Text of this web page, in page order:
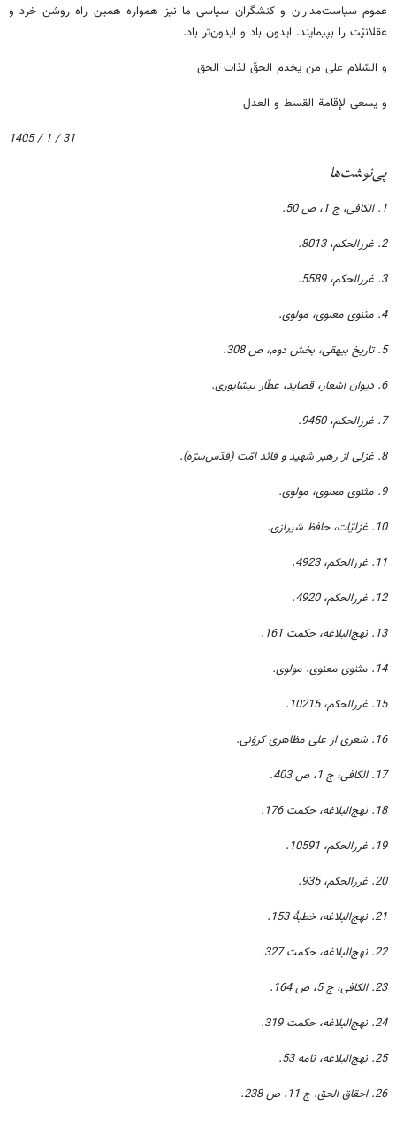
عموم سیاست‌مداران و کنشگران سیاسی ما نیز همواره همین راه روشن خرد و
عقلانیّت را بپیمایند. ایدون باد و ایدون‌تر باد.
و السّلام علی من‏ یخدم‏ الحقّ‏ لذات الحق
و یسعی لإقامة القسط و العدل
31 / 1 / 1405
پی‌نوشت‌ها
1. الکافی، ج 1، ص 50.
2. غررالحکم، 8013.
3. غررالحکم، 5589.
4. مثنوی معنوی، مولوی.
5. تاریخ بیهقی، بخش دوم، ص 308.
6. دیوان اشعار، قصاید، عطّار نیشابوری.
7. غررالحکم، 9450.
8. غزلی از رهبر شهید و قائد امّت (قدّس‌سرّه).
9. مثنوی معنوی، مولوی.
10. غزلیّات، حافظ شیرازی.
11. غررالحکم، 4923.
12. غررالحکم، 4920.
13. نهج‌البلاغه، حکمت 161.
14. مثنوی معنوی، مولوی.
15. غررالحکم، 10215.
16. شعری از علی مظاهری کروَنی.
17. الکافی، ج 1، ص 403.
18. نهج‌البلاغه، حکمت 176.
19. غررالحکم، 10591.
20. غررالحکم، 935.
21. نهج‌البلاغه، خطبۀ 153.
22. نهج‌البلاغه، حکمت 327.
23. الکافی، ج 5، ص 164.
24. نهج‌البلاغه، حکمت 319.
25. نهج‌البلاغه، نامه 53.
26. احقاق الحق، ج 11، ص 238.